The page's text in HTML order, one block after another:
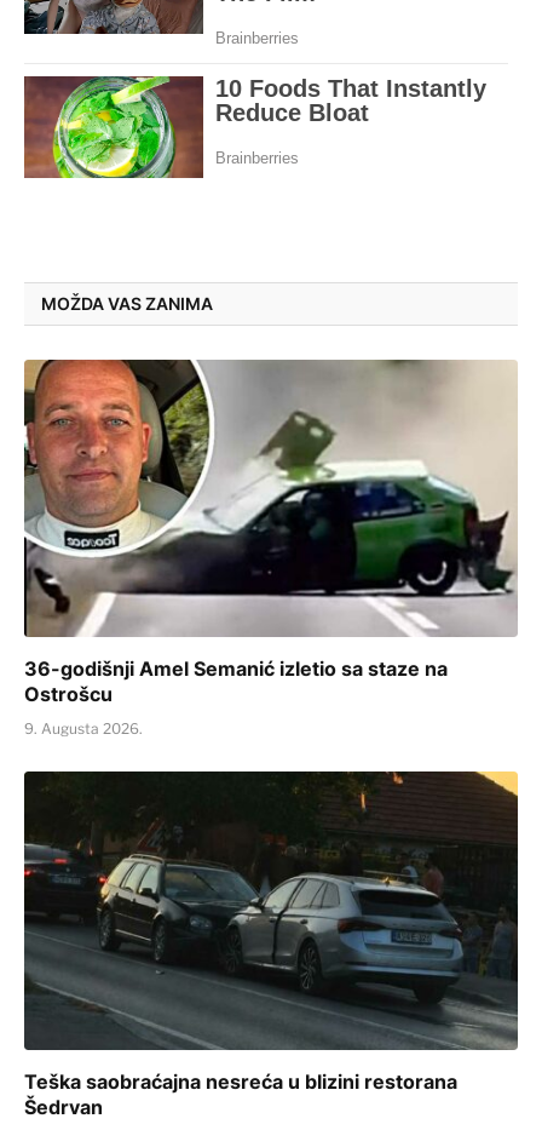
MOŽDA VAS ZANIMA
36-godišnji Amel Semanić izletio sa staze na
Ostrošcu
9. Augusta 2026.
Teška saobraćajna nesreća u blizini restorana
Šedrvan